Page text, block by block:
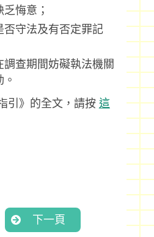
悔意；
否守法及有否定罪記
調查期間妨礙執法機關
引》的全文，請按 這
下一頁